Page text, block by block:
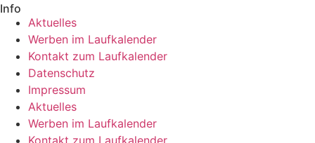
Info
Aktuelles
Werben im Laufkalender
Kontakt zum Laufkalender
Datenschutz
Impressum
Aktuelles
Werben im Laufkalender
Kontakt zum Laufkalender